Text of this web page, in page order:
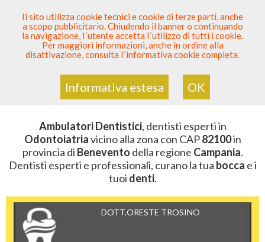
SEI DENTISTA? PARTECIPA
Sei QuiElenco Dentista Sicuro > Odontoiatria>
Ambulatori Dentistici>Campania >Benevento>CAP
82100
ZONA CON CAP 82100
Ambulatori Dentistici, dentisti esperti in
Odontoiatriavicino alla zona con CAP82100in
provincia di Benevento della regione Campania.
Dentisti esperti e professionali, curano la tua bocca e i
tuoi denti.
DOTT.ORESTE TROSINO
Il sito utilizza cookie tecnici e cookie di terze parti, anche
a scopo pubblicitario. Chiudendo il banner o continuando
la navigazione, l´utente accetta l´utilizzo di tutti i cookie.
Per maggiori informazioni, anche in ordine alla
disattivazione, consulta l´informativa cookie completa.
Informativa estesa OK